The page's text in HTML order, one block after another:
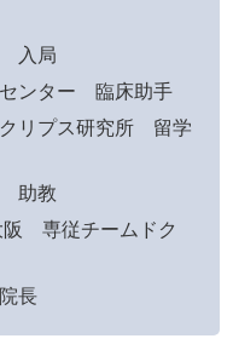
入局
ンター 臨床助手
リプス研究所 留学
助教
阪 専従チームドク
長